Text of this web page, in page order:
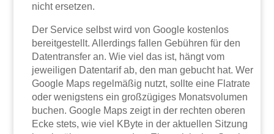
nicht ersetzen.
Der Service selbst wird von Google kostenlos
bereitgestellt. Allerdings fallen Gebühren für den
Datentransfer an. Wie viel das ist, hängt vom
jeweiligen Datentarif ab, den man gebucht hat. Wer
Google Maps regelmäßig nutzt, sollte eine Flatrate
oder wenigstens ein großzügiges Monatsvolumen
buchen. Google Maps zeigt in der rechten oberen
Ecke stets, wie viel KByte in der aktuellen Sitzung